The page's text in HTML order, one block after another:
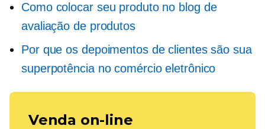
Como colocar seu produto no blog de
avaliação de produtos
Por que os depoimentos de clientes são sua
superpotência no comércio eletrônico
Venda on-line